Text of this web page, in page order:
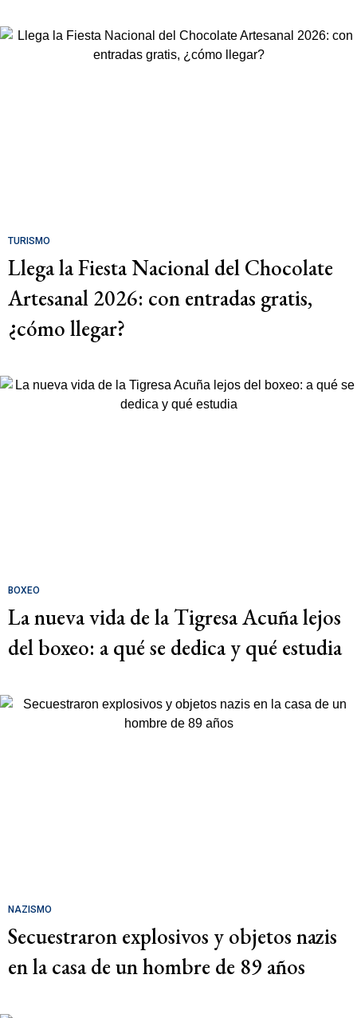
TURISMO
Llega la Fiesta Nacional del Chocolate
Artesanal 2026: con entradas gratis,
¿cómo llegar?
BOXEO
La nueva vida de la Tigresa Acuña lejos
del boxeo: a qué se dedica y qué estudia
NAZISMO
Secuestraron explosivos y objetos nazis
en la casa de un hombre de 89 años